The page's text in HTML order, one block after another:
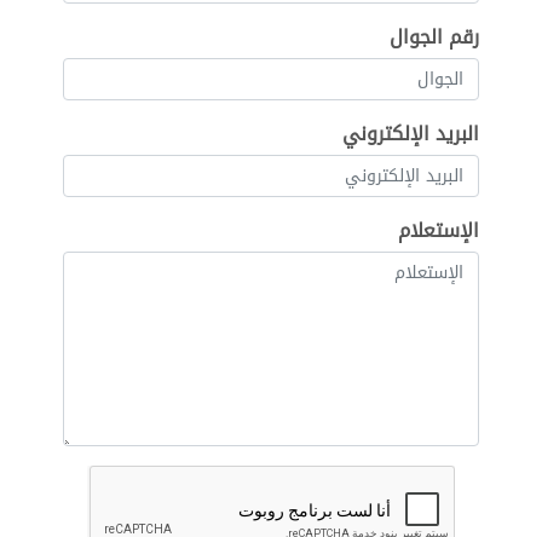
رقم الجوال
البريد الإلكتروني
الإستعلام